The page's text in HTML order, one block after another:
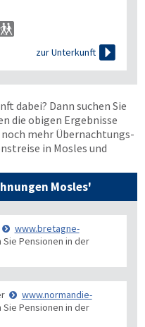
zur Unterkunft 
dabei? Dann suchen Sie
die obigen Ergebnisse
mehr Übernachtungs­
in Mosles und
Mosles'
www.bretagne-
Sie Pensionen in der
www.normandie-
Sie Pensionen in der